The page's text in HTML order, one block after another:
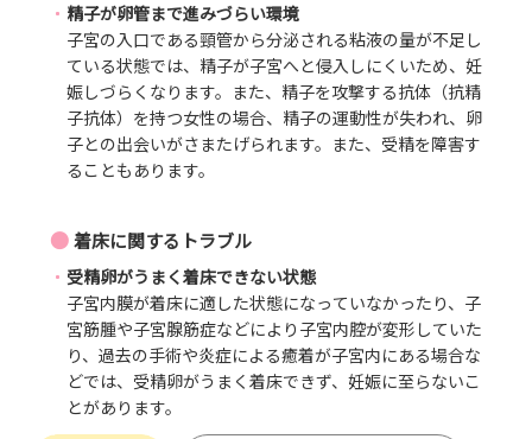
精子が卵管まで進みづらい環境
子宮の入口である頸管から分泌される粘液の量が不足し
ている状態では、精子が子宮へと侵入しにくいため、妊
娠しづらくなります。また、精子を攻撃する抗体（抗精
子抗体）を持つ女性の場合、精子の運動性が失われ、卵
子との出会いがさまたげられます。また、受精を障害す
ることもあります。
●着床に関するトラブル
受精卵がうまく着床できない状態
子宮内膜が着床に適した状態になっていなかったり、子
宮筋腫や子宮腺筋症などにより子宮内腔が変形していた
り、過去の手術や炎症による癒着が子宮内にある場合な
どでは、受精卵がうまく着床できず、妊娠に至らないこ
とがあります。